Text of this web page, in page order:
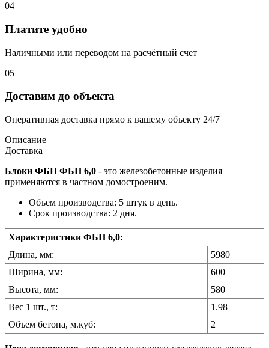
04
Платите удобно
Наличными или переводом на расчётный счет
05
Доставим до объекта
Оперативная доставка прямо к вашему объекту 24/7
Описание
Доставка
Блоки ФБП ФБП 6,0 - это железобетонные изделия
применяются в частном домостроеним.
Объем производства: 5 штук в день.
Срок производства: 2 дня.
Характеристики ФБП 6,0:
Длина, мм:
5980
Ширина, мм:
600
Высота, мм:
580
Вес 1 шт., т:
1.98
Объем бетона, м.куб:
2